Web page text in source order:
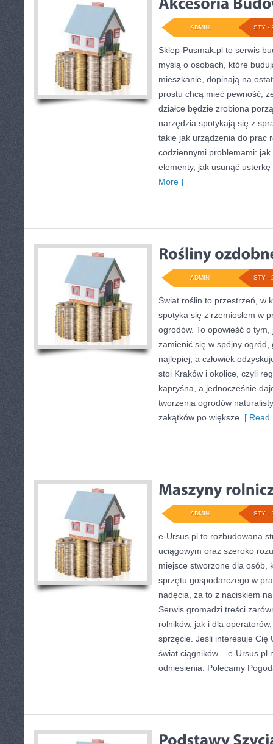
STY -
ADMIN
Sklep-Pusmak.pl to serwis
myślą o osobach, które
mieszkanie, dopinają na
prostu chcą mieć pewność,
działce będzie zrobiona
narzędzia spotykają się z
takie jak urządzenia do prac
codziennymi problemami:
elementy, jak usunąć
More ]
STY -
ADMIN
Świat roślin to przestrzeń, w
spotyka się z rzemiosłem w
ogrodów. To opowieść o
zamienić się w spójny ogród,
najlepiej, a człowiek
stoi Kraków i okolice, czyli
kapryśna, a jednocześnie
tworzenia ogrodów
zakątków po większe [ Read
STY -
ADMIN
e-Ursus.pl to rozbudowana
uciągowym oraz szeroko
miejsce stworzone dla osób,
sprzętu gospodarczego w
nadęcia, za to z naciskiem
Serwis gromadzi treści
rolników, jak i dla
sprzęcie. Jeśli interesuje Cię
świat ciągników – e-Ursus.pl
odniesienia. Polecamy